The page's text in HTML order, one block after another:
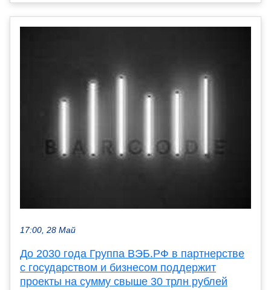
17:00, 28 Май
До 2030 года Группа ВЭБ.РФ в партнерстве
с государством и бизнесом поддержит
проекты на сумму свыше 30 трлн рублей